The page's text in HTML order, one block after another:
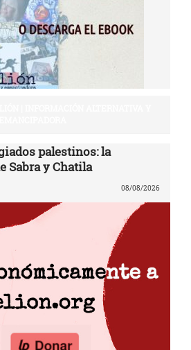
palestinos: la
Sabra y Chatila
08/08/2026